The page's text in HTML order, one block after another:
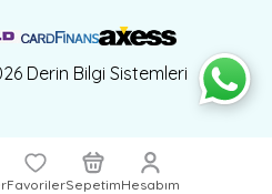
FavorilerSepetimHesabım
Derin Bilgi Sistemleri